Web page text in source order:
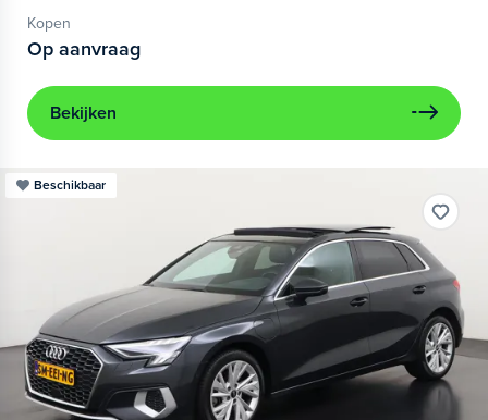
Kopen
Op aanvraag
Bekijken
Beschikbaar